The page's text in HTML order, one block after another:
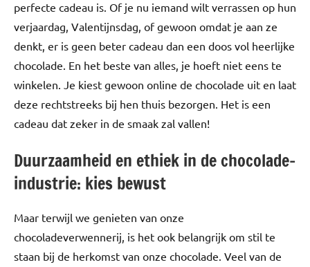
perfecte cadeau is. Of je nu iemand wilt verrassen op hun
verjaardag, Valentijnsdag, of gewoon omdat je aan ze
denkt, er is geen beter cadeau dan een doos vol heerlijke
chocolade. En het beste van alles, je hoeft niet eens te
winkelen. Je kiest gewoon online de chocolade uit en laat
deze rechtstreeks bij hen thuis bezorgen. Het is een
cadeau dat zeker in de smaak zal vallen!
Duurzaamheid en ethiek in de chocolade-
industrie: kies bewust
Maar terwijl we genieten van onze
chocoladeverwennerij, is het ook belangrijk om stil te
staan bij de herkomst van onze chocolade. Veel van de